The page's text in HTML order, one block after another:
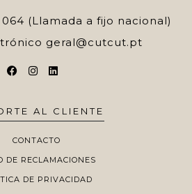
064 (Llamada a fijo nacional)
geral@cutcut.pt
AL CLIENTE
CONTACTO
DE RECLAMACIONES
DE PRIVACIDAD